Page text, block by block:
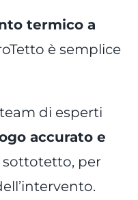
termico a
è semplice
di esperti
accurato e
sottotetto, per